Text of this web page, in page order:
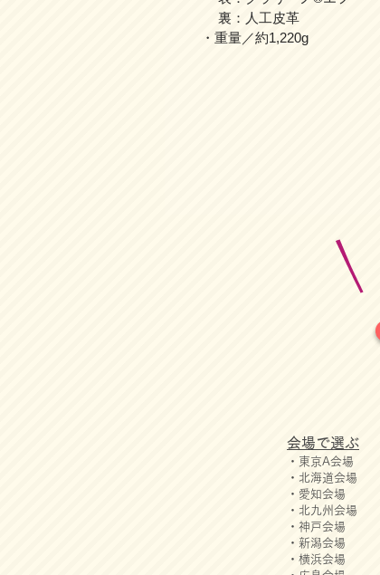
裏：人工皮革
・重量／約1,220g
会場で選ぶ
・東京A会場
・北海道会場
・愛知会場
・北九州会場
・神戸会場
・新潟会場
・横浜会場